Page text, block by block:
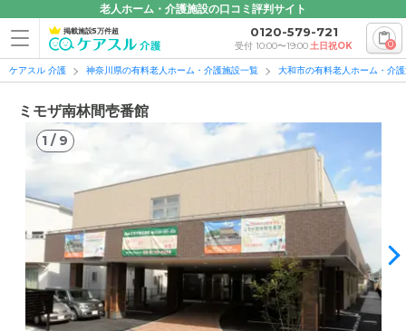
老人ホーム・介護施設の口コミ評判サイト
掲載施設5万件超 0120-579-721
受付 10:00〜19:00土日祝OK 0
ケアスル 介護 神奈川県の有料老人ホーム・介護施設一覧 大和市の有料老人ホーム・介
ミモザ南林間壱番館
1 / 9